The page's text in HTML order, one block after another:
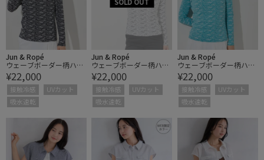
Jun & Ropé
ウェーブボーダー柄ハー
フジップ長袖プルオーバ
ー/UV・吸水速乾・接触
冷感
¥22,000
接触冷感
UVカット
吸水速乾
Jun & Ropé
ウェーブボーダー柄ハー
フジップ長袖プルオーバ
ー/UV・吸水速乾・接触
冷感
¥22,000
接触冷感
UVカット
吸水速乾
Jun & Ropé
ウェーブボーダー柄ハー
フジップ長袖プルオーバ
ー/UV・吸水速乾・接触
冷感
¥22,000
接触冷感
UVカット
吸水速乾